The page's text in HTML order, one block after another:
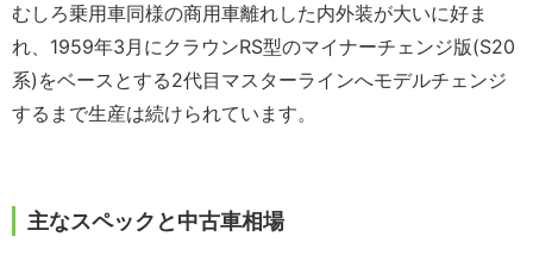
むしろ乗用車同様の商用車離れした内外装が大いに好ま
れ、1959年3月にクラウンRS型のマイナーチェンジ版(S20
系)をベースとする2代目マスターラインへモデルチェンジ
するまで生産は続けられています。
主なスペックと中古車相場